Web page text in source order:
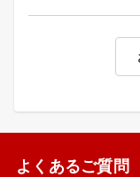
よくあるご質問